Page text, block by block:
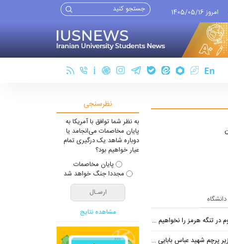
امروز 1405/05/16
دانشگاه
تنگه هرمز را نخواهیم داد
شهید عباس بابایی ایستادند؟
نظرسنجی
به نظر شما توافق با آمریکا به
پایان مخاصمات می‌انجامد یا
دوباره شاهد یک درگیری تمام
عیار خواهیم بود؟
پایان مخاصمات
مجددا جنگ خواهد شد
مشاهده نتایج